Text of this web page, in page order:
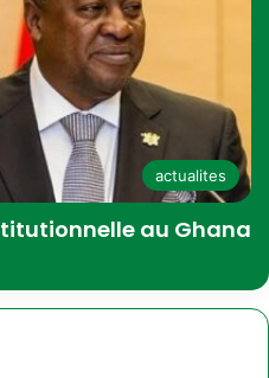
actualites
au Ghana